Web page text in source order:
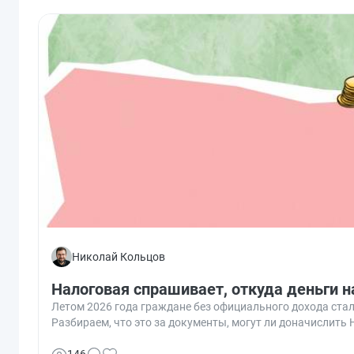
Николай Кольцов
Налоговая спрашивает, откуда деньги
Летом 2026 года граждане без официального дохода
Разбираем, что это за документы, могут ли